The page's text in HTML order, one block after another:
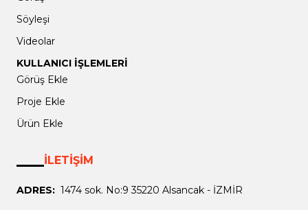
Söyleşi
Videolar
KULLANICI İŞLEMLERİ
Görüş Ekle
Proje Ekle
Ürün Ekle
İLETİŞİM
ADRES: 1474 sok. No:9 35220 Alsancak - İZMİR